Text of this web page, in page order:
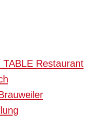
TABLE Restaurant